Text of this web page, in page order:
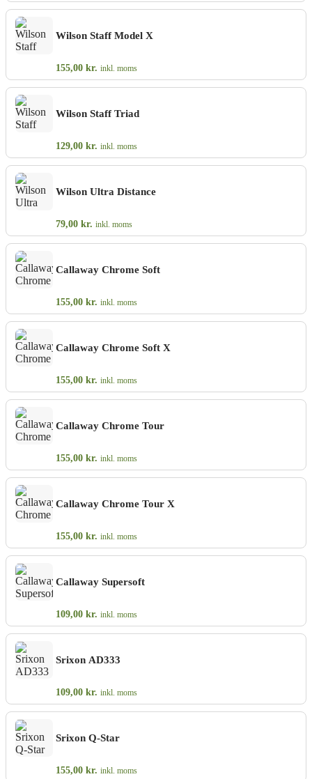
Wilson Staff Model X
155,00 kr. inkl. moms
Wilson Staff Triad
129,00 kr. inkl. moms
Wilson Ultra Distance
79,00 kr. inkl. moms
Callaway Chrome Soft
155,00 kr. inkl. moms
Callaway Chrome Soft X
155,00 kr. inkl. moms
Callaway Chrome Tour
155,00 kr. inkl. moms
Callaway Chrome Tour X
155,00 kr. inkl. moms
Callaway Supersoft
109,00 kr. inkl. moms
Srixon AD333
109,00 kr. inkl. moms
Srixon Q-Star
155,00 kr. inkl. moms